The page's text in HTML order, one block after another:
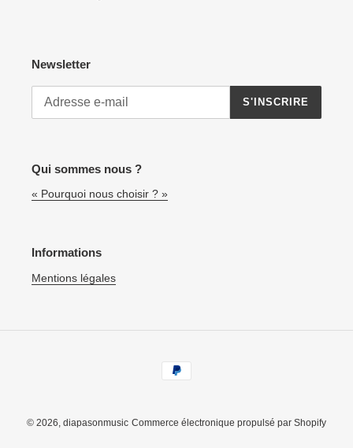
Newsletter
S'INSCRIRE
Qui sommes nous ?
« Pourquoi nous choisir ? »
Informations
Mentions légales
Moyens
de
© 2026, diapasonmusic Commerce électronique propulsé par Shopify